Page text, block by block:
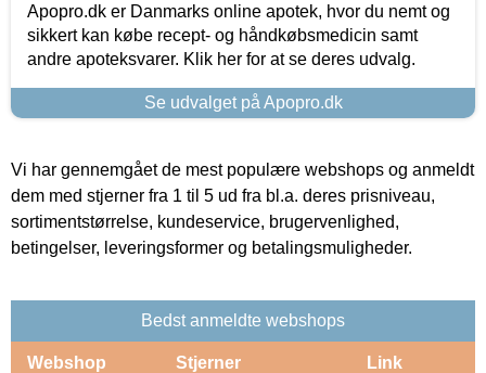
Apopro.dk er Danmarks online apotek, hvor du nemt og
sikkert kan købe recept- og håndkøbsmedicin samt
andre apoteksvarer. Klik her for at se deres udvalg.
Se udvalget på Apopro.dk
Vi har gennemgået de mest populære webshops og anmeldt
dem med stjerner fra 1 til 5 ud fra bl.a. deres prisniveau,
sortimentstørrelse, kundeservice, brugervenlighed,
betingelser, leveringsformer og betalingsmuligheder.
Bedst anmeldte webshops
Webshop Stjerner Link